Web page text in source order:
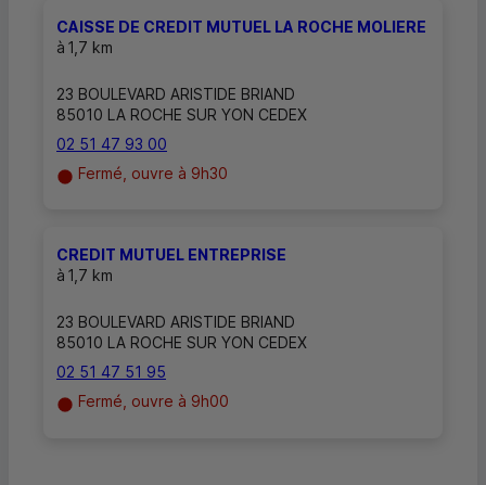
CAISSE DE CREDIT MUTUEL LA ROCHE MOLIERE
à 1,7 km
23 BOULEVARD ARISTIDE BRIAND
85010 LA ROCHE SUR YON CEDEX
02 51 47 93 00
Fermé, ouvre à 9h30
CREDIT MUTUEL ENTREPRISE
à 1,7 km
23 BOULEVARD ARISTIDE BRIAND
85010 LA ROCHE SUR YON CEDEX
02 51 47 51 95
Fermé, ouvre à 9h00